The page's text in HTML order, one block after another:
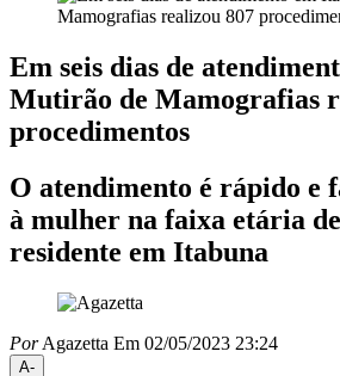
Em seis dias de
Mutirão de Mamografias
procedimentos
O atendimento é rápido e
à mulher na faixa etária de
residente em Itabuna
PorAgazetta Em 02/05/2023 23:24
A-